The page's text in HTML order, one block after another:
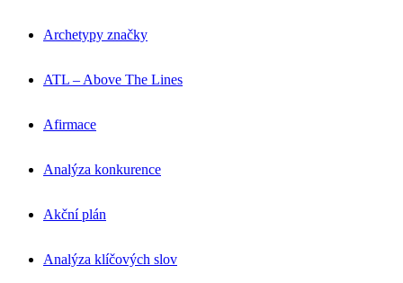
Archetypy značky
ATL – Above The Lines
Afirmace
Analýza konkurence
Akční plán
Analýza klíčových slov